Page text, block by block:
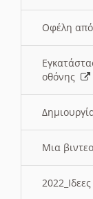
Οφέλη
οθόνης
Μια